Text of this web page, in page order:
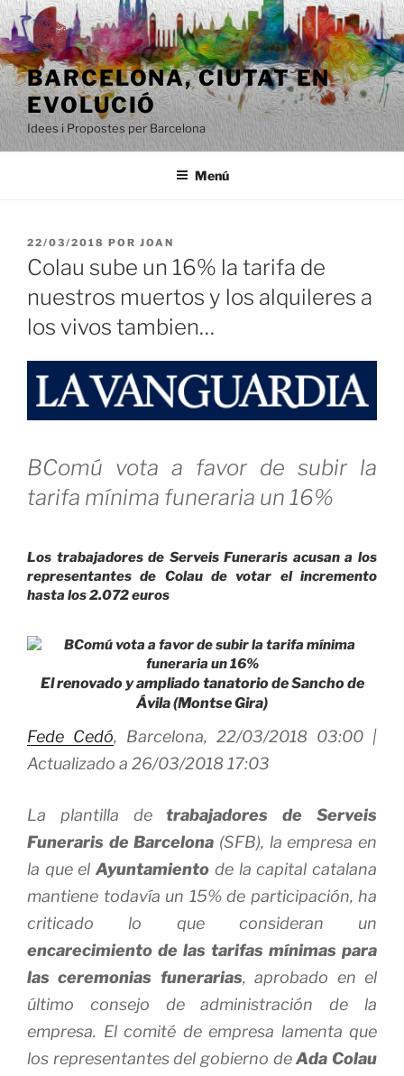
Saltar
al
contenido
BARCELONA, ​​CIUTAT EN
EVOLUCIÓ
Idees i Propostes per Barcelona
Menú
PUBLICADO
EL
22/03/2018 POR JOAN
Colau sube un 16% la tarifa de
nuestros muertos y los alquileres a
los vivos tambien…
BComú vota a favor de subir la
tarifa mínima funeraria un 16%
Los trabajadores de Serveis Funeraris acusan a los
representantes de Colau de votar el incremento
hasta los 2.072 euros
El renovado y ampliado tanatorio de Sancho de
Ávila (Montse Gira)
Fede Cedó, Barcelona, 22/03/2018 03:00 |
Actualizado a 26/03/2018 17:03
La plantilla detrabajadores de Serveis
Funeraris de Barcelona (SFB), la empresa en
la que elAyuntamiento de la capital catalana
mantiene todavía un 15% de participación, ha
criticado lo que consideran un
encarecimiento de las tarifas mínimas para
las ceremonias funerarias, aprobado en el
último consejo de administración de la
empresa. El comité de empresa lamenta que
los representantes del gobierno deAda Colau